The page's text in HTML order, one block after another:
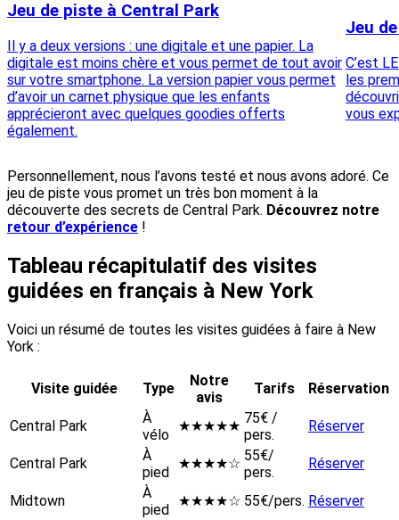
Jeu de piste à Central Park
Il y a deux versions : une digitale et une papier. La
digitale est moins chère et vous permet de tout avoir
sur votre smartphone. La version papier vous permet
d’avoir un carnet physique que les enfants
apprécieront avec quelques goodies offerts
également.
Jeu
C’est
les
vous
Personnellement, nous l’avons testé et nous avons adoré. Ce
jeu de piste vous promet un très bon moment à la
découverte des secrets de Central Park. Découvrez notre
retour d’expérience !
Tableau récapitulatif des visites
guidées en français à New York
Voici un résumé de toutes les visites guidées à faire à New
York :
Visite guidée Type
Notre
avis
Tarifs Réservation
Central Park
À
vélo
★★★★★ 75€ /
pers.
Réserver
Central Park
À
pied
★★★★☆ 55€/
pers.
Réserver
Midtown
À
pied
★★★★☆ 55€/pers. Réserver